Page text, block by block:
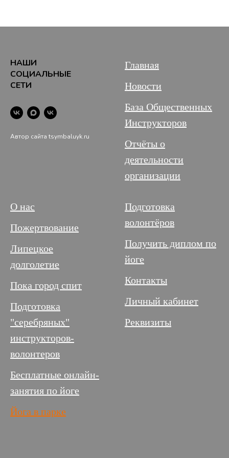
НАШИ
СОЦИАЛЬНЫЕ
СЕТИ
Автор сайта tsymbaluyk.ru
Главная
Новости
База Общественных
Инструкторов
Отчёты о
деятельности
организации
О нас
Пожертвование
Липецкое
долголетие
Пока город спит
Подготовка
"серебряных"
инструкторов-
волонтеров
Бесплатные онлайн-
занятия по йоге
Йога в парке
Подготовка
волонтёров
Получить диплом по
йоге
Контакты
Личный кабинет
Реквизиты